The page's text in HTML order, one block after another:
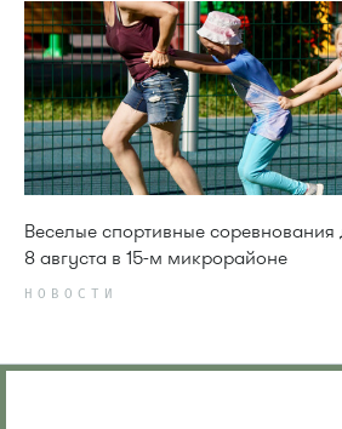
Веселые спортивные
8 августа в 15-м микрорайоне
НОВОСТИ